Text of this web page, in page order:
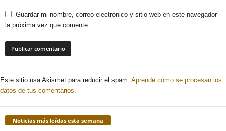
Guardar mi nombre, correo electrónico y sitio web en este navegador
la próxima vez que comente.
Este sitio usa Akismet para reducir el spam. Aprende cómo se procesan los
datos de tus comentarios.
Noticias más leídas esta semana